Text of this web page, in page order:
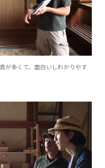
が多くて、面白いしわかりやす